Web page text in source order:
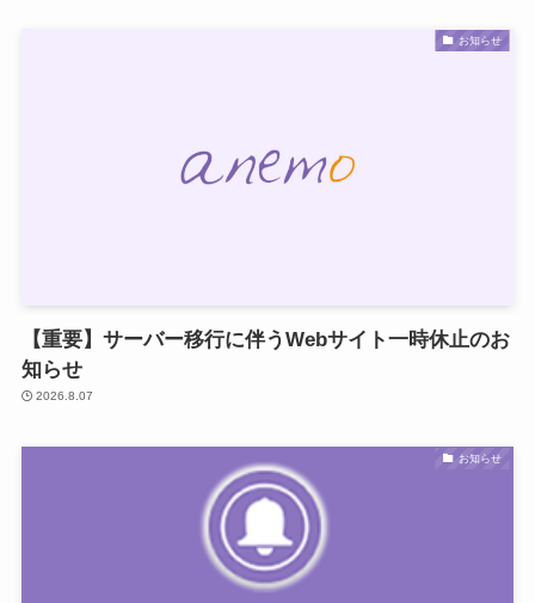
お知らせ
【重要】サーバー移行に伴うWebサイト一時休止のお
知らせ
2026.8.07
お知らせ